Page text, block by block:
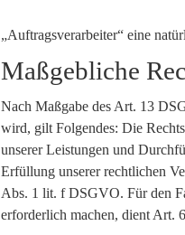
„Auftragsverarbeiter“ eine
Maßgebliche
Nach Maßgabe des Art. 13
wird, gilt Folgendes: Die
unserer Leistungen und
Erfüllung unserer rechtlichen
Abs. 1 lit. f DSGVO. Für den
erforderlich machen, dient Art.